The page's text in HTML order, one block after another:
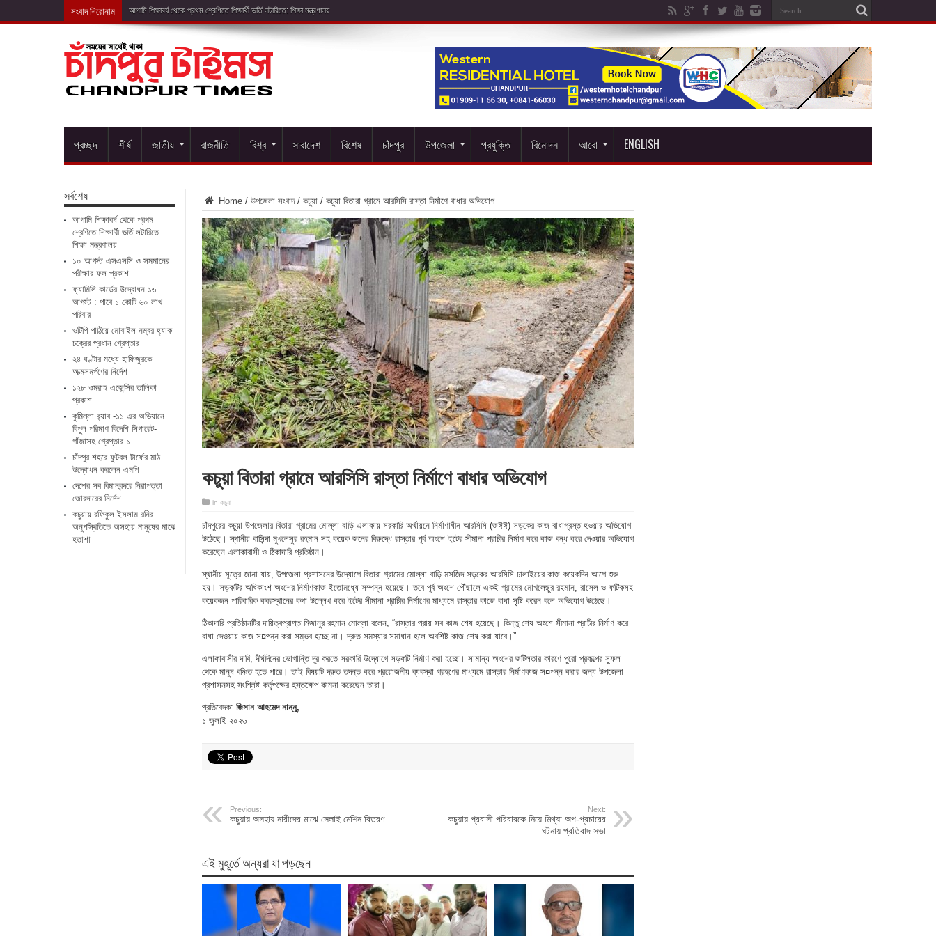
সংবাদ শিরোনাম ১০ আগস্ট এসএস
প্রচ্ছদ শীর্ষ জাতীয় রাজনীতি বিশ্ব সারাদেশ বিশেষ চাঁদপুর উপজেলা প্রযুক্তি বিনোদন আরো ENGLISH
Home / উপজেলা সংবাদ / কচুয়া / কচুয়া বিতারা গ্রামে আরসিসি রাস্তা নির্মাণে বাধার অভিযোগ
কচুয়া বিতারা গ্রামে আরসিসি রাস্তা নির্মাণে বাধার অভিযোগ
in কচুয়া
চাঁদপুরের কচুয়া উপজেলার বিতারা গ্রামের মোল্লা বাড়ি এলাকায় সরকারি অর্থায়নে নির্মাণাধীন আরসিসি (জঈঈ) সড়কের কাজ বাধাগ্রস্ত হওয়ার অভিযোগ
উঠেছে। স্থানীয় বাসিন্দা মুখলেসুর রহমান সহ কয়েক জনের বিরুদ্ধে রাস্তার পূর্ব অংশে ইটের সীমানা প্রাচীর নির্মাণ করে কাজ বন্ধ করে দেওয়ার অভিযোগ
করেছেন এলাকাবাসী ও ঠিকাদারি প্রতিষ্ঠান।
স্থানীয় সূত্রে জানা যায়, উপজেলা প্রশাসনের উদ্যোগে বিতারা গ্রামের মোল্লা বাড়ি মসজিদ সড়কের আরসিসি ঢালাইয়ের কাজ কয়েকদিন আগে শুরু
হয়। সড়কটির অধিকাংশ অংশের নির্মাণকাজ ইতোমধ্যে সম্পন্ন হয়েছে। তবে পূর্ব অংশে পৌঁছালে একই গ্রামের মোখলেছুর রহমান, রাসেল ও ফটিকসহ
কয়েকজন পারিবারিক কবরস্থানের কথা উল্লেখ করে ইটের সীমানা প্রাচীর নির্মাণের মাধ্যমে রাস্তার কাজে বাধা সৃষ্টি করেন বলে অভিযোগ উঠেছে।
ঠিকাদারি প্রতিষ্ঠানটির দায়িত্বপ্রাপ্ত মিজানুর রহমান মোল্লা বলেন, “রাস্তার প্রায় সব কাজ শেষ হয়েছে। কিন্তু শেষ অংশে সীমানা প্রাচীর নির্মাণ করে
বাধা দেওয়ায় কাজ স¤পন্ন করা সম্ভব হচ্ছে না। দ্রুত সমস্যার সমাধান হলে অবশিষ্ট কাজ শেষ করা যাবে।”
এলাকাবাসীর দাবি, দীর্ঘদিনের ভোগান্তি দূর করতে সরকারি উদ্যোগে সড়কটি নির্মাণ করা হচ্ছে। সামান্য অংশের জটিলতার কারণে পুরো প্রকল্পের সুফল
থেকে মানুষ বঞ্চিত হতে পারে। তাই বিষয়টি দ্রুত তদন্ত করে প্রয়োজনীয় ব্যবস্থা গ্রহণের মাধ্যমে রাস্তার নির্মাণকাজ স¤পন্ন করার জন্য উপজেলা
প্রশাসনসহ সংশ্লিষ্ট কর্তৃপক্ষের হস্তক্ষেপ কামনা করেছেন তারা।
প্রতিবেদক: জিসান আহমেদ নান্নু,
১ জুলাই ২০২৬
Previous:
কচুয়ায় অসহায় নারীদের মাঝে সেলাই মেশিন বিতরণ
Next:
কচুয়ায় প্রবাসী পরিবারকে নিয়ে মিথ্যা অপ-প্রচারের
ঘটনায় প্রতিবাদ সভা
এই মুহূর্তে অন্যরা যা পড়ছেন
সর্বশেষ
আগামি শিক্ষাবর্ষ থেকে প্রথম
শ্রেণিতে শিক্ষার্থী ভর্তি লটারিতে:
শিক্ষা মন্ত্রণালয়
১০ আগস্ট এসএসসি ও সমমানের
পরীক্ষার ফল প্রকাশ
ফ্যামিলি কার্ডের উদ্বোধন ১৬
আগস্ট : পাবে ১ কোটি ৬০ লাখ
পরিবার
ওটিপি পাঠিয়ে মোবাইল নম্বর হ্যাক
চক্রের প্রধান গ্রেপ্তার
২৪ ঘণ্টার মধ্যে হাফিজুরকে
আত্মসমর্পণের নির্দেশ
১২৮ ওমরাহ এজেন্সির তালিকা
প্রকাশ
কুমিল্লা র‌্যাব -১১ এর অভিযানে
বিপুল পরিমাণ বিদেশি সিগারেট-
গাঁজাসহ গ্রেপ্তার ১
চাঁদপুর শহরে ফুটবল টার্ফের মাঠ
উদ্বোধন করলেন এমপি
দেশের সব বিমানবন্দরে নিরাপত্তা
জোরদারের নির্দেশ
কচুয়ায় রফিকুল ইসলাম রনির
অনুপস্থিতিতে অসহায় মানুষের মাঝে
হতাশা